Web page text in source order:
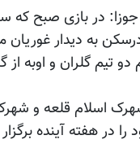
به دیدار غوریان
هم دو تیم گلران و
اسلام قلعه و شهرک
را در هفته آینده